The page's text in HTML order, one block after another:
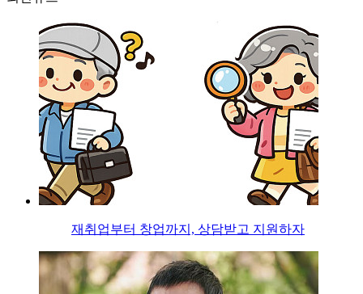
재취업부터 창업까지, 상담받고 지원하자